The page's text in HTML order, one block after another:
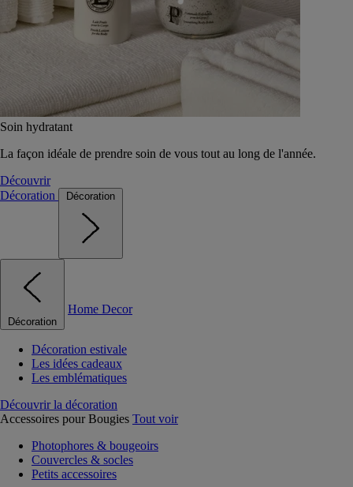
Soin hydratant
La façon idéale de prendre soin de vous tout au long de l'année.
Découvrir
Décoration
Décoration
Décoration
Home Decor
Décoration estivale
Les idées cadeaux
Les emblématiques
Découvrir la décoration
Accessoires pour Bougies Tout voir
Photophores & bougeoirs
Couvercles & socles
Petits accessoires